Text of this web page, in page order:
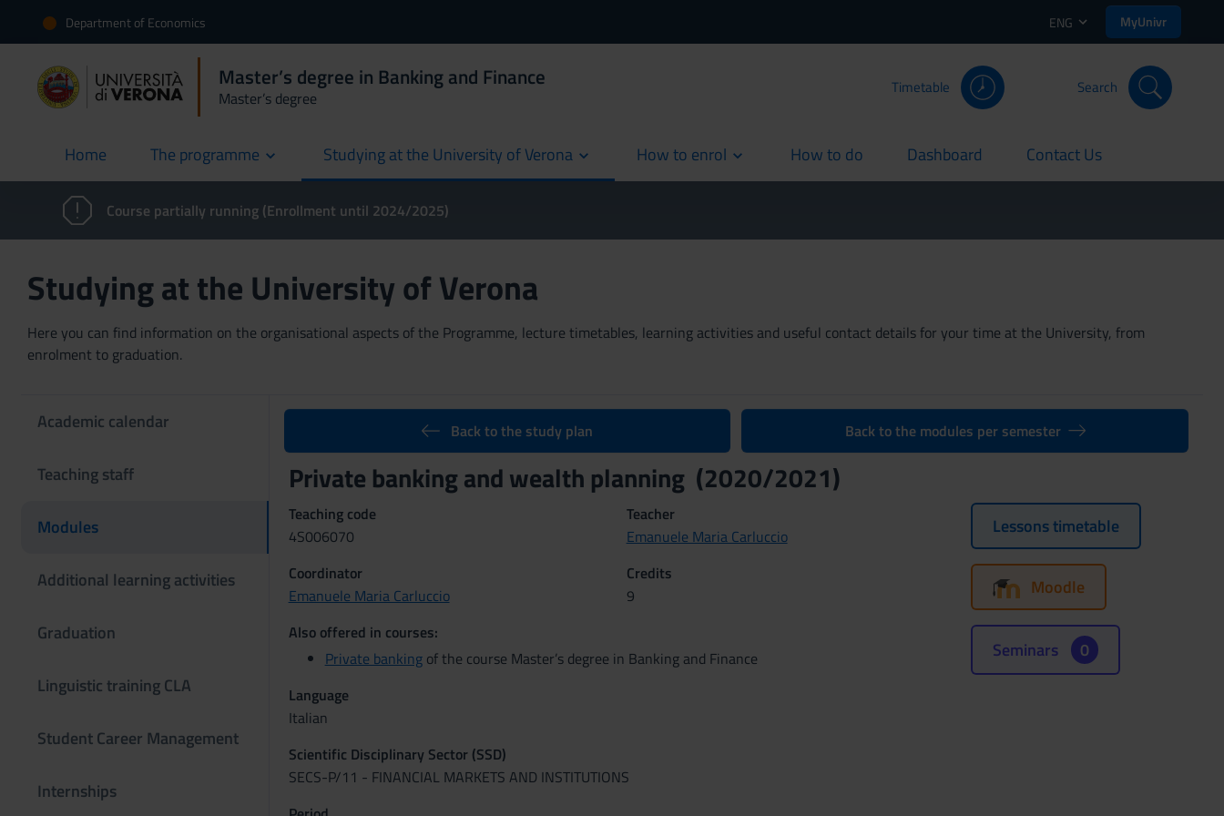
Department of Economics ENG MyUnivr
Master’s degree in Banking and Finance
Master’s degree
Timetable Search
Home
current The programme Studying at the University of Verona How to enrol How to do
current Dashboard
current Contact Us
current
Course partially running (Enrollment until 2024/2025)
Studying at the University of Verona
Here you can find information on the organisational aspects of the Programme, lecture timetables, learning activities and useful contact details for your time at the University, from
enrolment to graduation.
Academic calendar
Teaching staff
Modules
Additional learning activities
Graduation
Linguistic training CLA
Student Career Management
Internships
Back to the study plan Back to the modules per semester
Private banking and wealth planning (2020/2021)
Teaching code
4S006070
Teacher
Emanuele Maria Carluccio
Coordinator
Emanuele Maria Carluccio
Credits
9
Also offered in courses:
Private bankingof the course Master’s degree in Banking and Finance
Language
Italian
Scientific Disciplinary Sector (SSD)
SECS-P/11 - FINANCIAL MARKETS AND INSTITUTIONS
Lessons timetable
Moodle
Seminars 0